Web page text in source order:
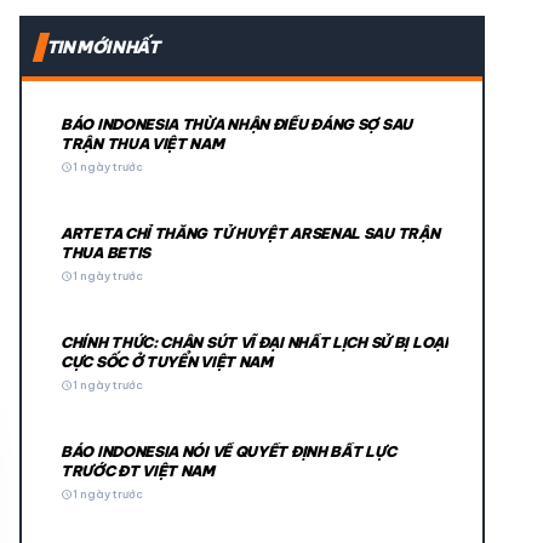
© 2026 TT24H
TIN MỚI NHẤT
BÁO INDONESIA THỪA NHẬN ĐIỀU ĐÁNG SỢ SAU
TRẬN THUA VIỆT NAM
schedule1 ngày trước
ARTETA CHỈ THẲNG TỬ HUYỆT ARSENAL SAU TRẬN
THUA BETIS
schedule1 ngày trước
CHÍNH THỨC: CHÂN SÚT VĨ ĐẠI NHẤT LỊCH SỬ BỊ LOẠI
CỰC SỐC Ở TUYỂN VIỆT NAM
schedule1 ngày trước
BÁO INDONESIA NÓI VỀ QUYẾT ĐỊNH BẤT LỰC
TRƯỚC ĐT VIỆT NAM
schedule1 ngày trước